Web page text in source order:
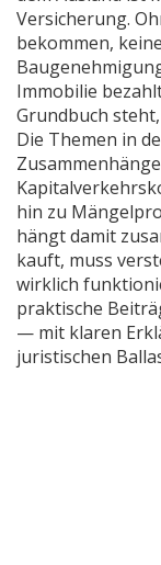
Versicherung.
bekommen,
Immobilie
Grundbuch
Die Themen in
hin zu
hängt damit
kauft, muss
wirklich
praktische
— mit klaren
juristischen